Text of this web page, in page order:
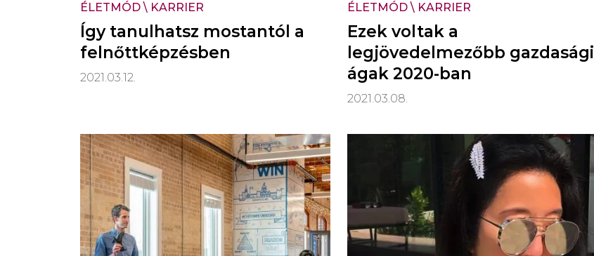
ÉLETMÓD\ KARRIER
Így tanulhatsz mostantól a
felnőttképzésben
2021.03.12.
ÉLETMÓD\ KARRIER
Ezek voltak a
legjövedelmezőbb gazdasági
ágak 2020-ban
2021.03.08.